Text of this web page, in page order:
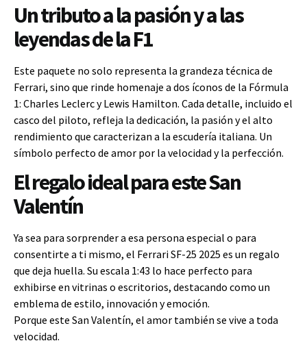
Un tributo a la pasión y a las
leyendas de la F1
Este paquete no solo representa la grandeza técnica de
Ferrari, sino que rinde homenaje a dos íconos de la Fórmula
1: Charles Leclerc y Lewis Hamilton. Cada detalle, incluido el
casco del piloto, refleja la dedicación, la pasión y el alto
rendimiento que caracterizan a la escudería italiana. Un
símbolo perfecto de amor por la velocidad y la perfección.
El regalo ideal para este San
Valentín
Ya sea para sorprender a esa persona especial o para
consentirte a ti mismo, el Ferrari SF-25 2025 es un regalo
que deja huella. Su escala 1:43 lo hace perfecto para
exhibirse en vitrinas o escritorios, destacando como un
emblema de estilo, innovación y emoción.
Porque este San Valentín, el amor también se vive a toda
velocidad.